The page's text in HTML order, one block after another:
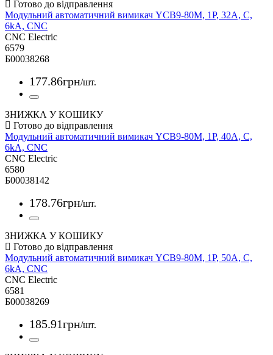
Модульний автоматичний вимикач YCB9-80M, 1Р, 32А, С,
6kА, CNC
CNC Electric
6579
Б00038268
177.86грн/шт.
ЗНИЖКА У КОШИКУ
Модульний автоматичний вимикач YCB9-80M, 1Р, 40А, С,
6kА, CNC
CNC Electric
6580
Б00038142
178.76грн/шт.
ЗНИЖКА У КОШИКУ
Модульний автоматичний вимикач YCB9-80M, 1Р, 50А, С,
6kА, CNC
CNC Electric
6581
Б00038269
185.91грн/шт.